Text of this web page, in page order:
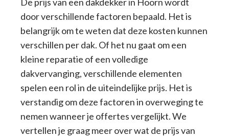
door verschillende factoren bepaald. Het is
belangrijk om te weten dat deze kosten kunnen
verschillen per dak. Of het nu gaat om een
kleine reparatie of een volledige
dakvervanging, verschillende elementen
spelen een rol in de uiteindelijke prijs. Het is
verstandig om deze factoren in overweging te
nemen wanneer je offertes vergelijkt. We
vertellen je graag meer over wat de prijs van